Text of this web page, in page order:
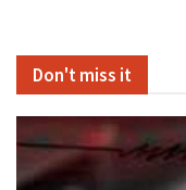
Don't miss it